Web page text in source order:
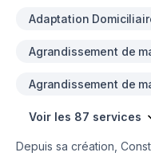
Adaptation
Agrandissement de
Agrandissement de
Voir les 87 services
Depuis sa création,